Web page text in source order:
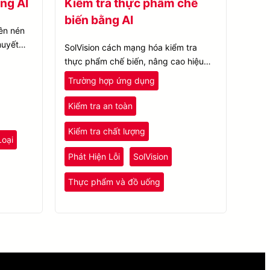
AI
nén
và độ
Kiểm tra thực phẩm chế
biến bằng AI
SolVision cách mạng hóa kiểm tra
thực phẩm chế biến, nâng cao hiệu
suất sản xuất, vệ sinh và kiểm soát
chất lượng bằng công nghệ thị giác
AI.
Trường hợp ứng dụng
Kiểm tra an toàn
Kiểm tra chất lượng
Phát Hiện Lỗi SolVision
Thực phẩm và đồ uống